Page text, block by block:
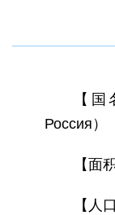
【
Россия）
【面
【人